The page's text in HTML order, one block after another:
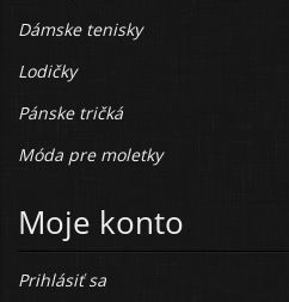
Dámske tenisky
Lodičky
Pánske tričká
Móda pre moletky
Moje konto
Prihlásiť sa